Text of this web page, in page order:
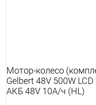
Мотор-колесо
Gelbert 48V 500W LCD
АКБ 48V 10А/ч (HL)